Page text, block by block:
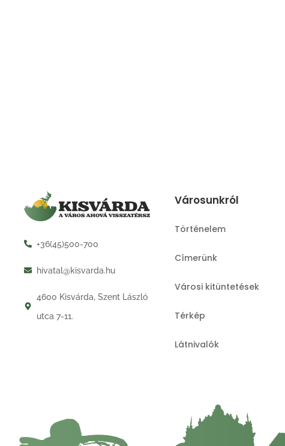
+36(45)500-700
hivatal@kisvarda.hu
4600 Kisvárda, Szent László
utca 7-11.
Városunkról
Történelem
Címerünk
Városi kitüntetések
Térkép
Látnivalók